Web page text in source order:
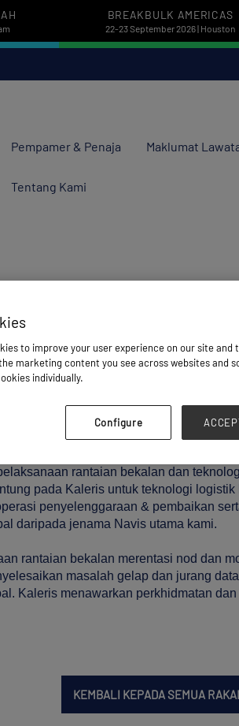
BREAKBULK AMERICAS
22-23 September 2026 | Houston
Pempamer & Penaja Maklumat
Tentang Kami
rantaian bekalan dan
pada Kaleris untuk teknologi
penyelenggaraan & pembaikan
daripada jenama Navis utama kami.
rantaian bekalan merentasi nod dan
masalah gelap dan jurang
Kaleris menawarkan perkhidmatan
KEMBALI KEPADA SEMUA
to improve your user experience on our site
marketing content you see across websites and
individually.
Configure